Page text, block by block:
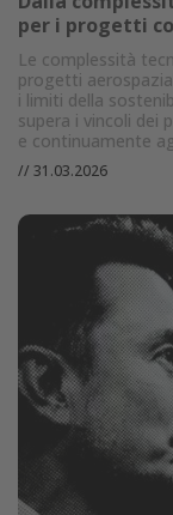
per i progetti
Le complessità
progetti
i limiti della
supera i vincoli dei
e continuamente
// 31.03.2026